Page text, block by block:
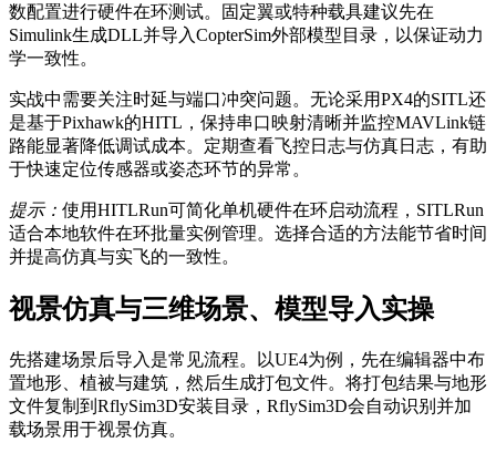
数配置进行硬件在环测试。固定翼或特种载具建议先在
Simulink生成DLL并导入CopterSim外部模型目录，以保证动力
学一致性。
实战中需要关注时延与端口冲突问题。无论采用PX4的SITL还
是基于Pixhawk的HITL，保持串口映射清晰并监控MAVLink链
路能显著降低调试成本。定期查看飞控日志与仿真日志，有助
于快速定位传感器或姿态环节的异常。
提示： 使用HITLRun可简化单机硬件在环启动流程，SITLRun
适合本地软件在环批量实例管理。选择合适的方法能节省时间
并提高仿真与实飞的一致性。
视景仿真与三维场景、模型导入实操
先搭建场景后导入是常见流程。以UE4为例，先在编辑器中布
置地形、植被与建筑，然后生成打包文件。将打包结果与地形
文件复制到RflySim3D安装目录，RflySim3D会自动识别并加
载场景用于视景仿真。